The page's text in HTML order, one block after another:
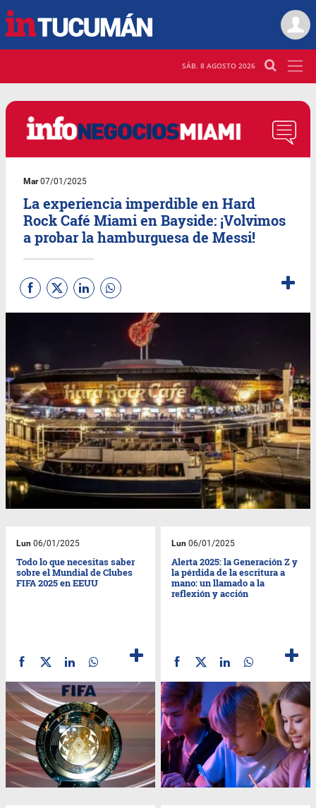
SÁB. 8 AGOSTO 2026
Mar07/01/2025
La experiencia imperdible en Hard
Rock Café Miami en Bayside: ¡Volvimos
a probar la hamburguesa de Messi!
Lun 06/01/2025
Todo lo que necesitas saber
sobre el Mundial de Clubes
FIFA 2025 en EEUU
Lun 06/01/2025
Alerta 2025: la Generación Z y
la pérdida de la escritura a
mano: un llamado a la
reflexión y acción